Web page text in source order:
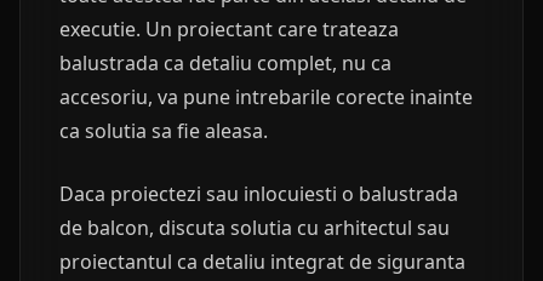
executie. Un proiectant care trateaza
balustrada ca detaliu complet, nu ca
accesoriu, va pune intrebarile corecte inainte
ca solutia sa fie aleasa.
Daca proiectezi sau inlocuiesti o balustrada
de balcon, discuta solutia cu arhitectul sau
proiectantul ca detaliu integrat de siguranta